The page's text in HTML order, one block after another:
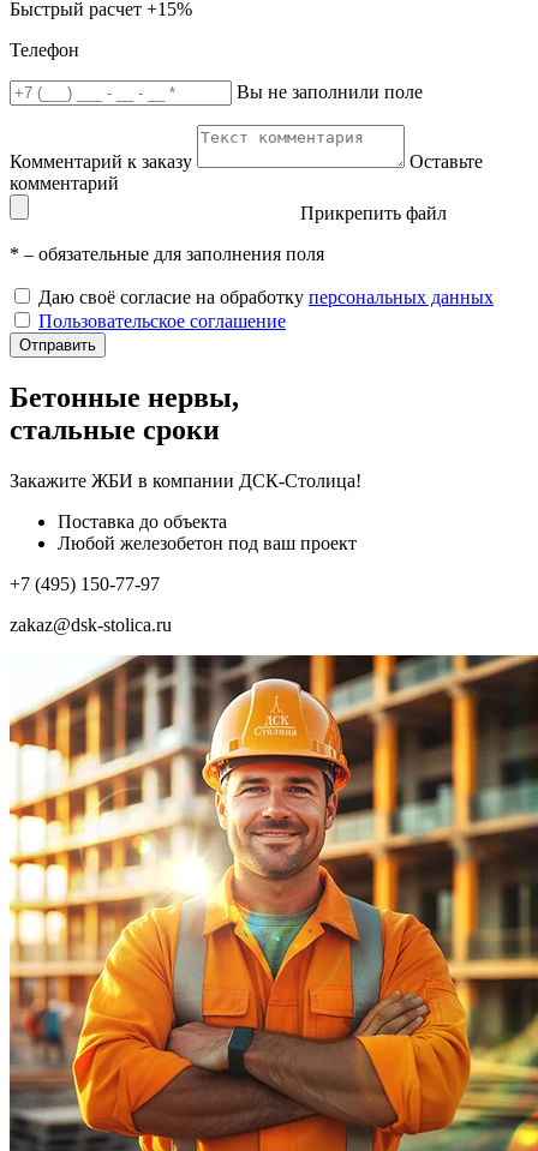
Быстрый расчет +15%
Телефон
Вы не заполнили поле
Комментарий к заказу
Оставьте
комментарий
Прикрепить файл
* – обязательные для заполнения поля
Даю своё согласие на обработку персональных данных
Пользовательское соглашение
Отправить
Бетонные нервы,
стальные сроки
Закажите ЖБИ в компании ДСК-Столица!
Поставка до объекта
Любой железобетон под ваш проект
+7 (495) 150-77-97
zakaz@dsk-stolica.ru